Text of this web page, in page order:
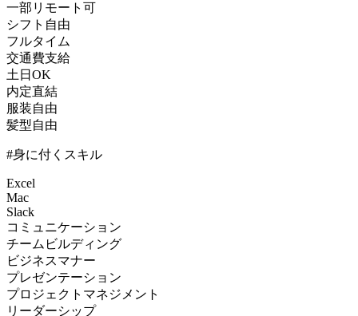
一部リモート可
シフト自由
フルタイム
交通費支給
土日OK
内定直結
服装自由
髪型自由
#身に付くスキル
Excel
Mac
Slack
コミュニケーション
チームビルディング
ビジネスマナー
プレゼンテーション
プロジェクトマネジメント
リーダーシップ